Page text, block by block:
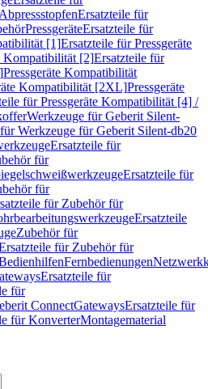
AbpressstopfenErsatzteile für
PressgeräteErsatzteile für
[1]Ersatzteile für Pressgeräte
Kompatibilität [2]Ersatzteile für
Pressgeräte Kompatibilität
Kompatibilität [2XL]Pressgeräte
für Pressgeräte Kompatibilität [4] /
Werkzeuge für Geberit Silent-
Werkzeuge für Geberit Silent-db20
Ersatzteile für
für
Ersatzteile für
für
für Zubehör für
Ersatzteile
Zubehör für
für Zubehör für
Fernbedienungen
Ersatzteile für
für
ConnectGatewaysErsatzteile für
für KonverterMontagematerial